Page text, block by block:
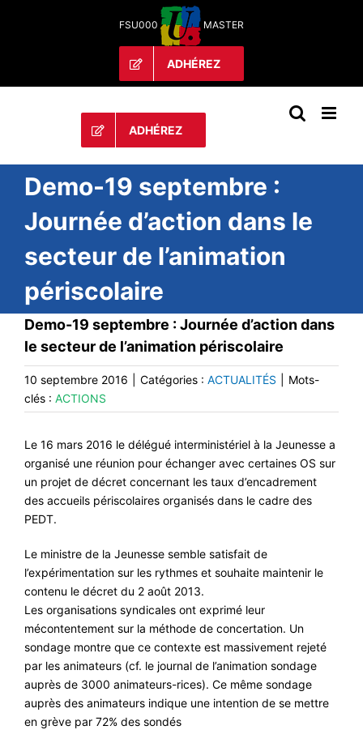
FSU000 MASTER
ADHÉREZ
ADHÉREZ
Demo-19 septembre :
Journée d’action dans le
secteur de l’animation
périscolaire
Demo-19 septembre : Journée d’action dans
le secteur de l’animation périscolaire
10 septembre 2016 Catégories : ACTUALITÉS
Mots-
clés : ACTIONS
Le 16 mars 2016 le délégué interministériel à la Jeunesse a
organisé une réunion pour échanger avec certaines OS sur
un projet de décret concernant les taux d’encadrement
des accueils périscolaires organisés dans le cadre des
PEDT.
Le ministre de la Jeunesse semble satisfait de
l’expérimentation sur les rythmes et souhaite maintenir le
contenu le décret du 2 août 2013.
Les organisations syndicales ont exprimé leur
mécontentement sur la méthode de concertation. Un
sondage montre que ce contexte est massivement rejeté
par les animateurs (cf. le journal de l’animation sondage
auprès de 3000 animateurs-rices). Ce même sondage
auprès des animateurs indique une intention de se mettre
en grève par 72% des sondés